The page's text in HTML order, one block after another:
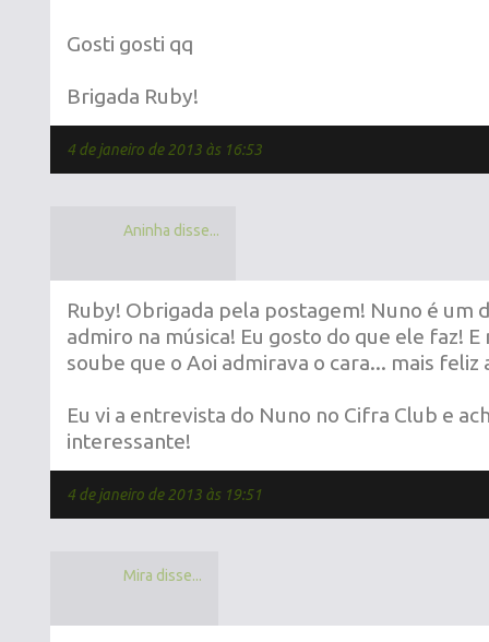
Gosti gosti qq
Brigada Ruby!
4 de janeiro de 2013 às 16:53
Aninha disse...
Ruby! Obrigada pela postagem! Nuno é um
admiro na música! Eu gosto do que ele faz! E
soube que o Aoi admirava o cara... mais feliz
Eu vi a entrevista do Nuno no Cifra Club e
interessante!
4 de janeiro de 2013 às 19:51
Mira disse...